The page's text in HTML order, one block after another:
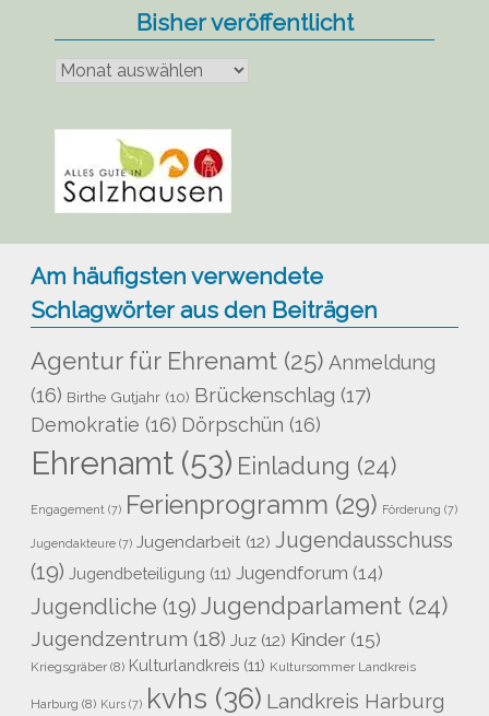
Bisher veröffentlicht
veröffentlicht
Am häufigsten verwendete
Schlagwörter aus den Beiträgen
Agentur für Ehrenamt (25) Anmeldung
(16) Birthe Gutjahr (10) Brückenschlag (17)
Demokratie (16) Dörpschün (16)
Ehrenamt (53) Einladung (24)
Engagement (7) Ferienprogramm (29) Förderung (7)
Jugendakteure (7) Jugendarbeit (12) Jugendausschuss
(19) Jugendbeteiligung (11) Jugendforum (14)
Jugendliche (19) Jugendparlament (24)
Jugendzentrum (18) Juz (12) Kinder (15)
Kriegsgräber (8) Kulturlandkreis (11) Kultursommer Landkreis
Harburg (8) Kurs (7) kvhs (36) Landkreis Harburg